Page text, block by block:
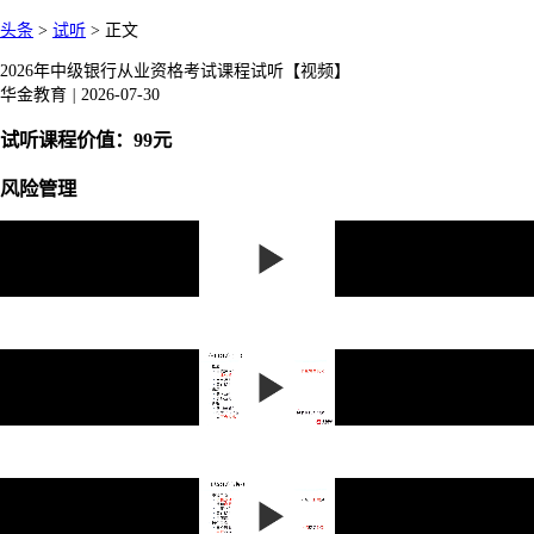
头条 > 试听 > 正文
2026年中级银行从业资格考试课程试听【视频】
华金教育
2026-07-30
试听课程价值：99元
风险管理